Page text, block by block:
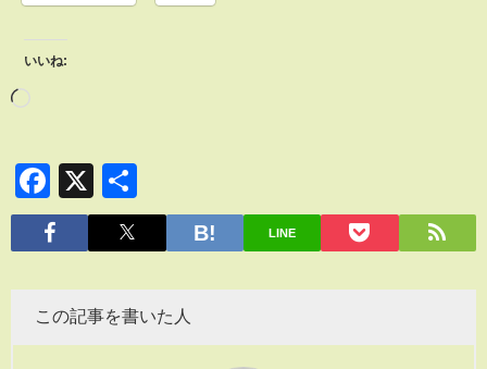
いいね:
Facebook
X
有
LINE
この記事を書いた人